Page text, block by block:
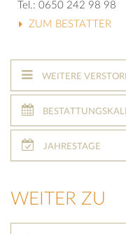
Tel.: 0650 242 98 98
ZUM BESTATTER
WEITERE
JAHRESTAGE
WEITER ZU